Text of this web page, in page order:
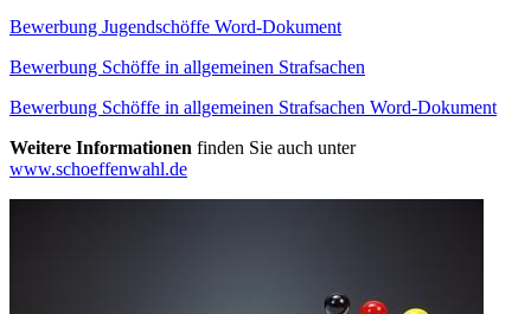
Bewerbung Jugendschöffe Word-Dokument
Bewerbung Schöffe in allgemeinen Strafsachen
Bewerbung Schöffe in allgemeinen Strafsachen Word-Dokument
Weitere Informationen finden Sie auch unter
www.schoeffenwahl.de